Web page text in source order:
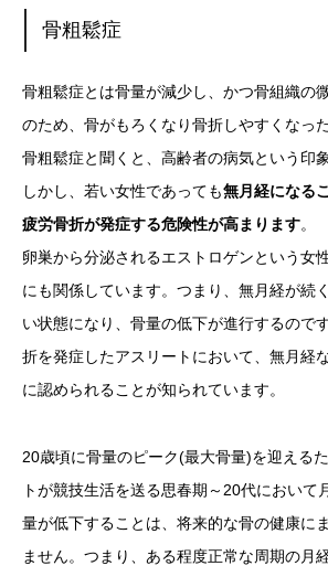
骨粗鬆症
骨粗鬆症とは骨量が減少し、かつ骨組織の
のため、骨がもろくなり骨折しやすくなっ
骨粗鬆症と聞くと、高齢者の病気という印
しかし、若い女性であっても無月経になる
疲労骨折が発症する危険性が高まります。
卵巣から分泌されるエストロゲンという女
にも関係しています。つまり、無月経が続
い状態になり、骨量の低下が進行するので
折を発症したアスリートにおいて、無月経
に認められることが知られています。
20歳頃に骨量のピーク(最大骨量)を迎える
トが競技生活を送る思春期～20代において
量が低下することは、将来的な骨の健康に
ません。つまり、ある程度正常な周期の月